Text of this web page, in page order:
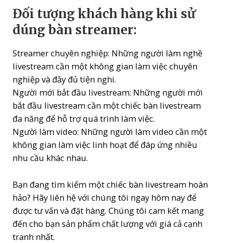
Đối tượng khách hàng khi sử
dúng bàn streamer:
Streamer chuyên nghiệp: Những người làm nghề
livestream cần một không gian làm việc chuyên
nghiệp và đầy đủ tiện nghi.
Người mới bắt đầu livestream: Những người mới
bắt đầu livestream cần một chiếc bàn livestream
đa năng để hỗ trợ quá trình làm việc.
Người làm video: Những người làm video cần một
không gian làm việc linh hoạt để đáp ứng nhiều
nhu cầu khác nhau.
Bạn đang tìm kiếm một chiếc bàn livestream hoàn
hảo? Hãy liên hệ với chúng tôi ngay hôm nay để
được tư vấn và đặt hàng. Chúng tôi cam kết mang
đến cho bạn sản phẩm chất lượng với giá cả cạnh
tranh nhất.